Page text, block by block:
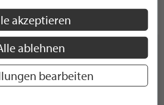
akzeptieren
ablehnen
bearbeiten